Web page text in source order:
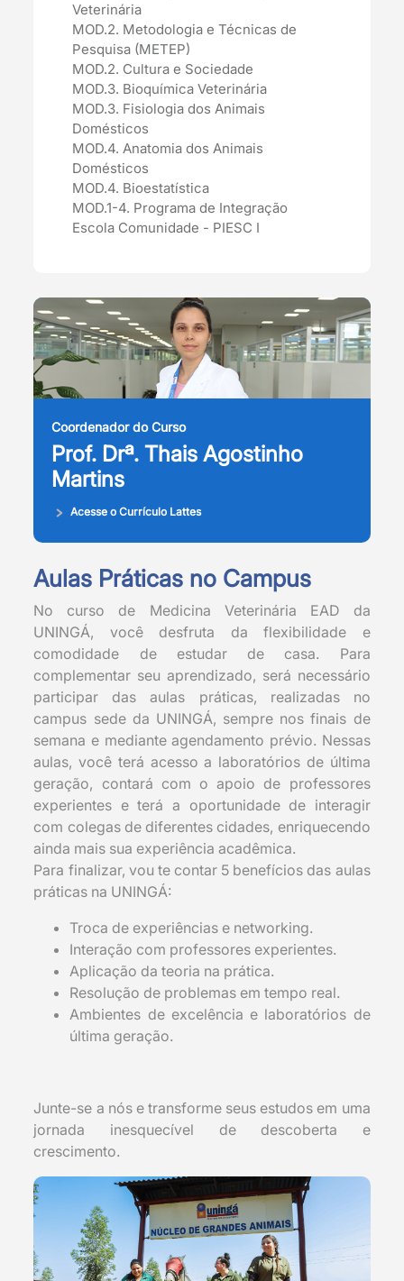
Veterinária
MOD.2. Metodologia e Técnicas de
Pesquisa (METEP)
MOD.2. Cultura e Sociedade
MOD.3. Bioquímica Veterinária
MOD.3. Fisiologia dos Animais
Domésticos
MOD.4. Anatomia dos Animais
Domésticos
MOD.4. Bioestatística
MOD.1-4. Programa de Integração
Escola Comunidade - PIESC I
Coordenador do Curso
Prof. Drª. Thais Agostinho
Martins
Acesse o Currículo Lattes
Aulas Práticas no Campus
No curso de Medicina Veterinária EAD da
UNINGÁ, você desfruta da flexibilidade e
comodidade de estudar de casa. Para
complementar seu aprendizado, será necessário
participar das aulas práticas, realizadas no
campus sede da UNINGÁ, sempre nos finais de
semana e mediante agendamento prévio. Nessas
aulas, você terá acesso a laboratórios de última
geração, contará com o apoio de professores
experientes e terá a oportunidade de interagir
com colegas de diferentes cidades, enriquecendo
ainda mais sua experiência acadêmica.
Para finalizar, vou te contar 5 benefícios das aulas
práticas na UNINGÁ:
Troca de experiências e networking.
Interação com professores experientes.
Aplicação da teoria na prática.
Resolução de problemas em tempo real.
Ambientes de excelência e laboratórios de
última geração.
Junte-se a nós e transforme seus estudos em uma
jornada inesquecível de descoberta e
crescimento.